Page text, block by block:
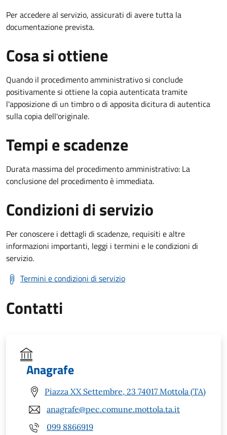
Per accedere al servizio, assicurati di avere tutta la
documentazione prevista.
Cosa si ottiene
Quando il procedimento amministrativo si conclude
positivamente si ottiene la copia autenticata tramite
l'apposizione di un timbro o di apposita dicitura di autentica
sulla copia dell'originale.
Tempi e scadenze
Durata massima del procedimento amministrativo: La
conclusione del procedimento è immediata.
Condizioni di servizio
Per conoscere i dettagli di scadenze, requisiti e altre
informazioni importanti, leggi i termini e le condizioni di
servizio.
Termini e condizioni di servizio
Contatti
Anagrafe
Piazza XX Settembre, 23 74017 Mottola (TA)
anagrafe@pec.comune.mottola.ta.it
099 8866919